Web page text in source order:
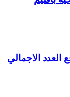
ترفع العدد الاجمالي